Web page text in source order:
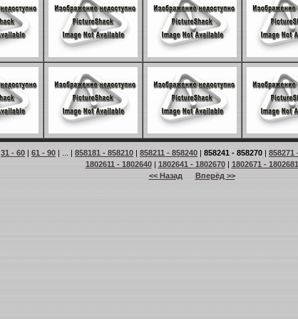
31 - 60 | 61 - 90 | ... | 858181 - 858210 | 858211 - 858240 | 858241 - 858270 | 858271
1802611 - 1802640| 1802641 - 1802670| 1802671 - 1802681
<< Назад
Вперёд >>